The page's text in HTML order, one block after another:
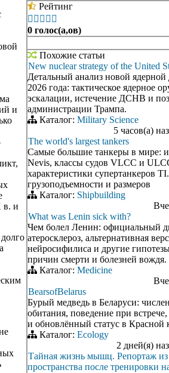
и
в. и
Рейтинг
    
0 голос(а,ов)
Похожие статьи
New nuclear strategy of the United
Детальный анализ новой
2026 года: тактическое ядерное
эскалации, истечение ДСНВ и
администрации Трампа.
Каталог: Military Science
5 часов(а)
The world's largest tankers
Самые большие танкеры в мире:
Nevis, классы судов VLCC и
характеристики супертанкеров
грузоподъемности и размеров
Каталог: Shipbuilding
What was Lenin sick with?
Чем болел Ленин: официальный
атеросклероз, альтернативная
нейросифилиса и другие
причин смерти и болезней вождя.
Каталог: Medicine
BearsofBelarus
Бурый медведь в Беларуси:
обитания, поведение при
и обновлённый статус в Красной
Каталог: Ecology
2 дней(я)
Тайная жизнь мышц. Репортаж из
пространства после тренировки